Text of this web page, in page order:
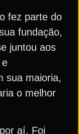
fez parte do
fundação,
juntou aos
e
sua maioria,
o melhor
aí. Foi